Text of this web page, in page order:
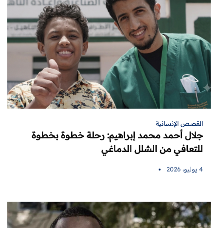
القصص الإنسانية
جلال أحمد محمد إبراهيم: رحلة خطوة بخطوة
للتعافي من الشلل الدماغي
4 يوليو، 2026